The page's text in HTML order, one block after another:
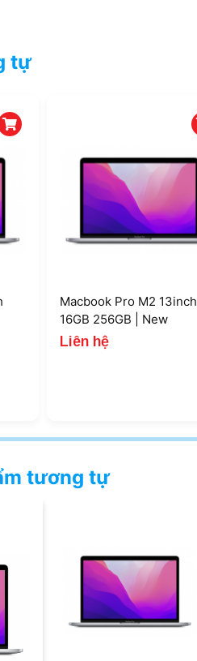
tự
Macbook Pro M2 13inch
16GB 512GB | New
Liên hệ
tương tự